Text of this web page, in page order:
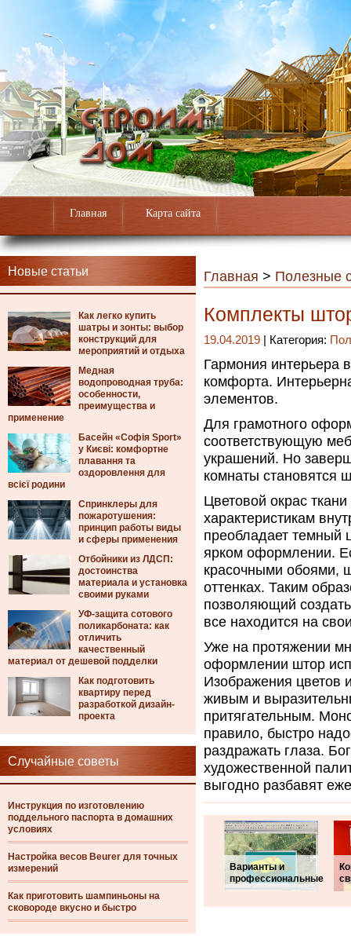
Главная Карта сайта
Новые статьи
Как легко купить
шатры и зонты: выбор
конструкций для
мероприятий и отдыха
Медная
водопроводная труба:
особенности,
преимущества и
применение
Басейн «Софія Sport»
у Києві: комфортне
плавання та
оздоровлення для
всієї родини
Спринклеры для
пожаротушения:
принцип работы виды
и сферы применения
Отбойники из ЛДСП:
достоинства
материала и установка
своими руками
УФ-защита сотового
поликарбоната: как
отличить
качественный
материал от дешевой подделки
Как подготовить
квартиру перед
разработкой дизайн-
проекта
Случайные советы
Инструкция по изготовлению
поддельного паспорта в домашних
условиях
Настройка весов Beurer для точных
измерений
Как приготовить шампиньоны на
сковороде вкусно и быстро
Главная > Полезные
Комплекты
19.04.2019 | Категория:
Гармония интерьера
комфорта.
элементов.
Для грамотного
соответствующую
украшений. Но
комнаты становятся
Цветовой окрас
характеристикам
преобладает темный
ярком оформлении.
красочными обоями,
оттенках. Таким
позволяющий
все находится на
Уже на протяжении
оформлении штор
Изображения цветов
живым и
притягательным.
правило, быстро
раздражать глаза.
художественной
выгодно разбавят
Варианты и
профессиональные